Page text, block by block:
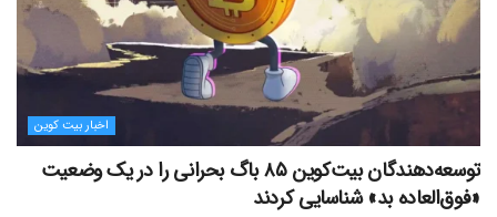
اخبار بیت کوین
توسعه‌دهندگان بیت‌کوین ۸۵ باگ بحرانی را در یک وضعیت
«فوق‌العاده بد» شناسایی کردند